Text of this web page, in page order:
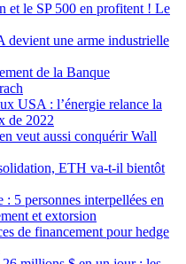
et le SP 500 en profitent ! Le
devient une arme industrielle
de la Banque
USA : l’énergie relance la
de 2022
veut aussi conquérir Wall
ETH va-t-il bientôt
5 personnes interpellées en
et extorsion
de financement pour hedge